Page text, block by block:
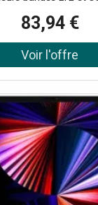
Installation
83,94 €